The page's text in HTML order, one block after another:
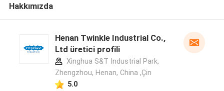
Hakkımızda
Henan Twinkle Industrial Co.,
Ltd üretici profili
Xinghua S&T Industrial Park,
Zhengzhou, Henan, China ,Çin
5.0